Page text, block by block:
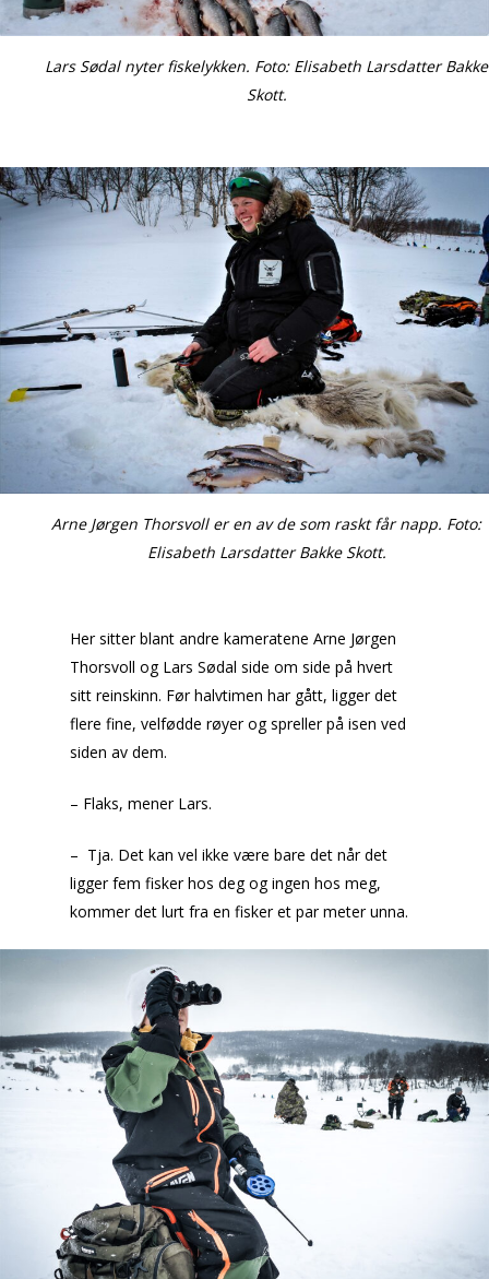
Lars Sødal nyter fiskelykken. Foto: Elisabeth Larsdatter Bakke
Skott.
Arne Jørgen Thorsvoll er en av de som raskt får napp. Foto:
Elisabeth Larsdatter Bakke Skott.
Her sitter blant andre kameratene Arne Jørgen
Thorsvoll og Lars Sødal side om side på hvert
sitt reinskinn. Før halvtimen har gått, ligger det
flere fine, velfødde røyer og spreller på isen ved
siden av dem.
– Flaks, mener Lars.
– Tja. Det kan vel ikke være bare det når det
ligger fem fisker hos deg og ingen hos meg,
kommer det lurt fra en fisker et par meter unna.